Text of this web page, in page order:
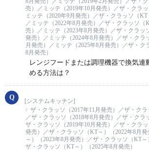
売）／ミッテ（2019年10月発売）／ザ・クラ
ミッテ（2020年9月発売）／ザ・クラッソ（KT
／ミッテ（2022年8月発売）／ザ・クラッソ（
売）／ミッテ（2023年8月発売）／ザ・クラッ
発売）／ミッテ（2024年8月発売）／ザ・クラ
月発売）／ミッテ（2025年8月発売）／ザ・ク
8月発売）
レンジフードまたは調理機器で換気連
める方法は？
[システムキッチン]
ザ・クラッソ（2017年11月発売）／ザ・クラ
／ザ・クラッソ（2018年8月発売）／ザ・クラ
ザ・クラッソ（2019年10月発売）／ザ・クラ
発売）／ザ・クラッソ（KT～）（2022年8月
～）（2023年8月発売）／ザ・クラッソ（KT～
ザ・クラッソ（KT～）（2025年8月発売）